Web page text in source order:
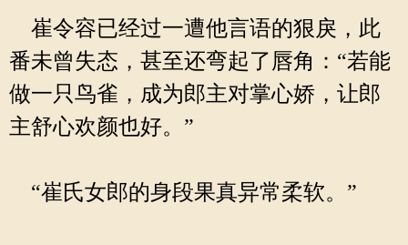
崔令容已经过一遭他言语的狠戾，此
番未曾失态，甚至还弯起了唇角：“若能
做一只鸟雀，成为郎主对掌心娇，让郎
主舒心欢颜也好。”
“崔氏女郎的身段果真异常柔软。”